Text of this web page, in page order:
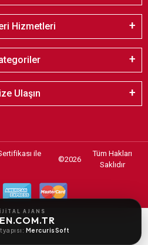
Hizmetleri
Ulaşın
ile
©2026
Tüm Hakları
Saklıdır
MercurisSoft
AJANS